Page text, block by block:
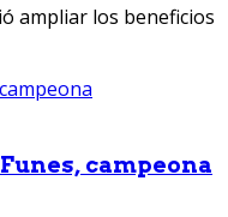
ampliar los beneficios
campeona